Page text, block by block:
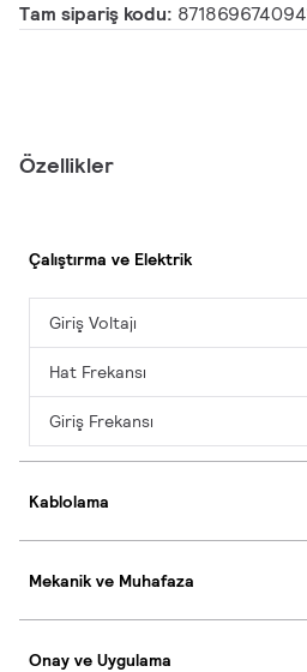
Tam sipariş kodu:
Özellikler
Çalıştırma ve Elektrik
Giriş Voltajı
Hat Frekansı
Giriş Frekansı
Kablolama
Mekanik ve Muhafaza
Onay ve Uygulama